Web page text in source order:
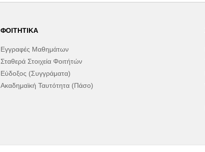
ΦΟΙΤΗΤΙΚΆ
Εγγραφές Μαθημάτων
Σταθερά Στοιχεία Φοιτήτών
Εύδοξος (Συγγράματα)
Ακαδημαϊκή Ταυτότητα (Πάσο)